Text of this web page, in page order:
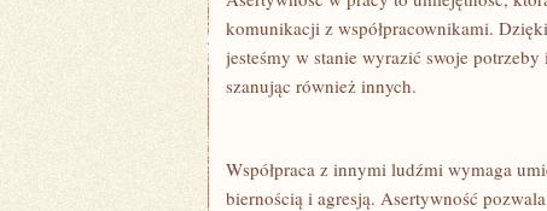
komunikacji z współpracownikami.
jesteśmy w‍ stanie wyrazić swoje
szanując również innych.
Współpraca z innymi ludźmi wymaga
biernością i agresją. Asertywność